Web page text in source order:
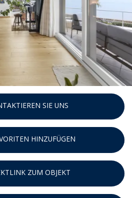
SIE UNS
HINZUFÜGEN
ZUM OBJEKT